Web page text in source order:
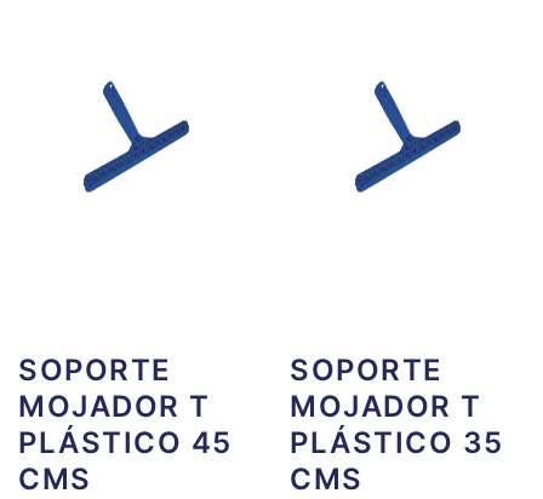
SOPORTE
MOJADOR T
PLÁSTICO 45
CMS
SOPORTE
MOJADOR T
PLÁSTICO 35
CMS